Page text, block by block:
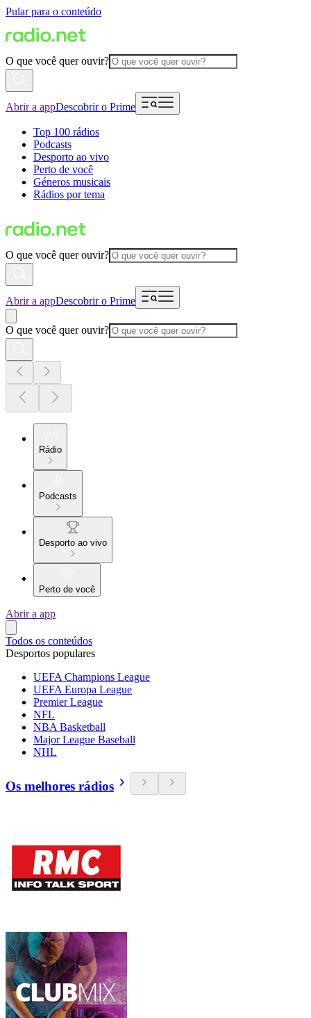
Pular para o conteúdo
O que você quer ouvir?
Abrir a appDescobrir o Prime
Top 100 rádios
Podcasts
Desporto ao vivo
Perto de você
Géneros musicais
Rádios por tema
O que você quer ouvir?
Abrir a appDescobrir o Prime
O que você quer ouvir?
Rádio
Podcasts
Desporto ao vivo
Perto de você
Abrir a app
Todos os conteúdos
Desportos populares
UEFA Champions League
UEFA Europa League
Premier League
NFL
NBA Basketball
Major League Baseball
NHL
Os melhores rádios